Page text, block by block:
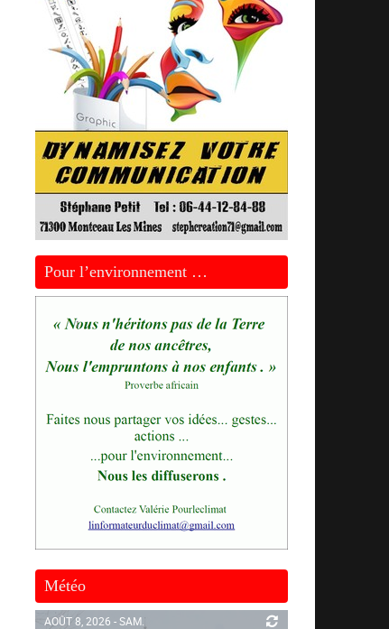
Pour l’environnement …
Météo
AOÛT 8, 2026 - SAM.